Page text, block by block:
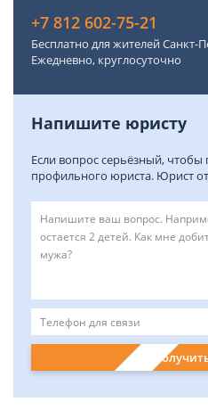
+7 812 602-75-21
Бесплатно для жителей
Ежедневно, круглосуточно
Напишите юристу
Если вопрос серьёзный, чтобы
профильного юриста. Юрист